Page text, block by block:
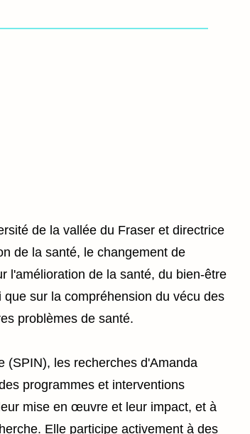
de la vallée du Fraser et directrice
de la santé, le changement de
l'amélioration de la santé, du bien-être
sur la compréhension du vécu des
problèmes de santé.
(SPIN), les recherches d'Amanda
programmes et interventions
mise en œuvre et leur impact, et à
Elle participe activement à des